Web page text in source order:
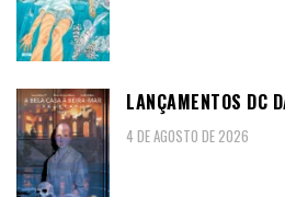
LANÇAMENTOS DC
4 DE AGOSTO DE 2026